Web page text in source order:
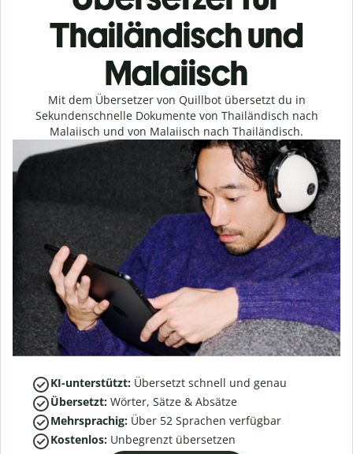
Thailändisch und
Malaiisch
Mit dem Übersetzer von Quillbot übersetzt du in
Sekundenschnelle Dokumente von Thailändisch nach
Malaiisch und von Malaiisch nach Thailändisch.
KI-unterstützt: Übersetzt schnell und genau
Übersetzt: Wörter, Sätze & Absätze
Mehrsprachig: Über 52 Sprachen verfügbar
Kostenlos: Unbegrenzt übersetzen